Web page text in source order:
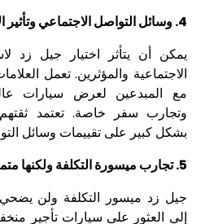
4. وسائل التواصل الاجتماعي وتأثير الأقران
يمكن أن يتأثر اختيار جيل زد
الاجتماعية والمؤثرين. تعمل
مع المبدعين لعرض سيارات
وتجارب سفر خاصة. تعتمد ثقتهم
بشكل كبير على تقييمات وسائل
5. تجارب ميسورة التكلفة ولكنها متميزة
جيل زد ميسور التكلفة ولن
إلى العثور على سيارات تأجير